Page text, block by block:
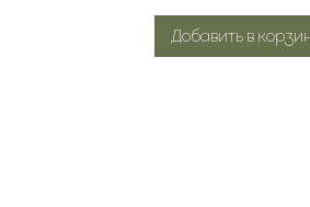
Добавить в